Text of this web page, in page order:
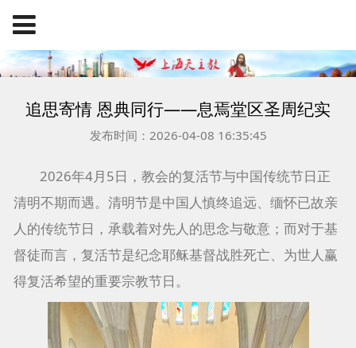
追思寄情 恩典同行——息焉堂区圣周纪实
发布时间：2026-04-08 16:35:45
2026年4月5日，教会的复活节与中国传统节日正
清明不期而遇。清明节是中国人慎终追远、缅怀已故亲
人的传统节日，承载着对先人的思念与敬意；而对于基
督徒而言，复活节是纪念耶稣基督战胜死亡、为世人赢
得复活希望的重要宗教节日。